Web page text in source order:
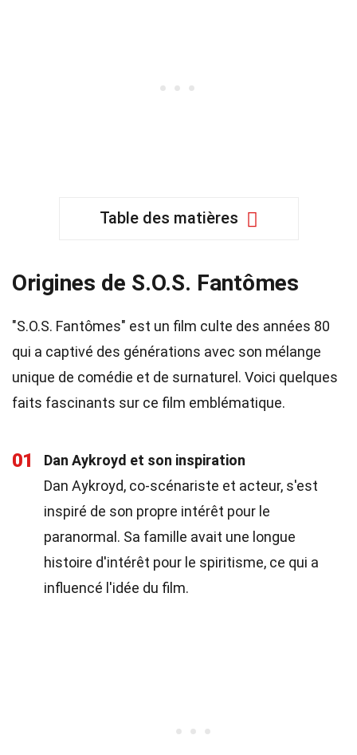
Table des matières
Origines de S.O.S. Fantômes
"S.O.S. Fantômes" est un film culte des années 80
qui a captivé des générations avec son mélange
unique de comédie et de surnaturel. Voici quelques
faits fascinants sur ce film emblématique.
01
Dan Aykroyd et son inspiration
Dan Aykroyd, co-scénariste et acteur, s'est
inspiré de son propre intérêt pour le
paranormal. Sa famille avait une longue
histoire d'intérêt pour le spiritisme, ce qui a
influencé l'idée du film.